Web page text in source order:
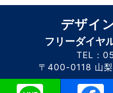
デザイ
フリーダイ
TEL：
〒400-0118 山
このホームページに掲載されるコンテ